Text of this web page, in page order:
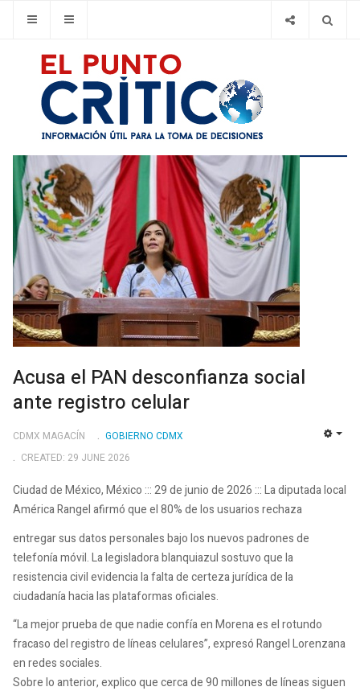
Acusa el PAN desconfianza social
ante registro celular
CDMX MAGACÍN
GOBIERNO CDMX
CREATED: 29 JUNE 2026
Ciudad de México, México ::: 29 de junio de 2026 ::: La diputada local
América Rangel afirmó que el 80% de los usuarios rechaza
entregar sus datos personales bajo los nuevos padrones de
telefonía móvil. La legisladora blanquiazul sostuvo que la
resistencia civil evidencia la falta de certeza jurídica de la
ciudadanía hacia las plataformas oficiales.
“La mejor prueba de que nadie confía en Morena es el rotundo
fracaso del registro de líneas celulares”, expresó Rangel Lorenzana
en redes sociales.
Sobre lo anterior, explico que cerca de 90 millones de líneas siguen